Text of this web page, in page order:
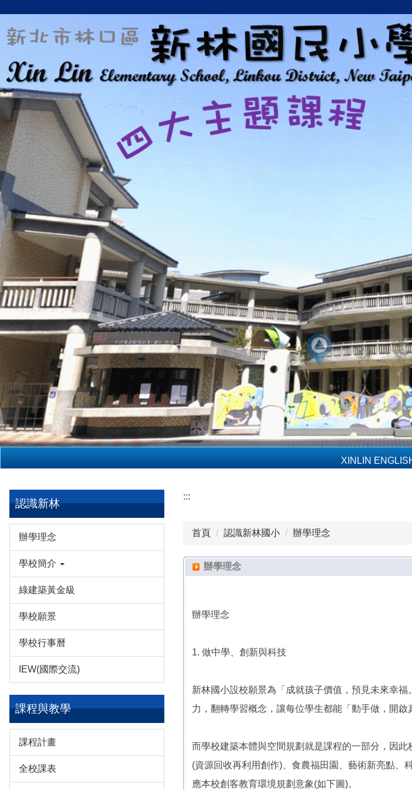
主
內
容
區
XINLIN
認識新林
辦學理念
學校簡介
綠建築黃金級
學校願景
學校行事曆
IEW(國際交流)
課程與教學
課程計畫
全校課表
:::
首頁 認識新林國小 辦學理念
辦學理念
辦學理念
1. 做中學、創新與科技
新林國小設校願景為「成就孩子價值，預見未來幸
力，翻轉學習概念，讓每位學生都能「動手做，開
而學校建築本體與空間規劃就是課程的一部分，因
(資源回收再利用創作)、食農福田園、藝術新亮點、
應本校創客教育環境規劃意象(如下圖)。